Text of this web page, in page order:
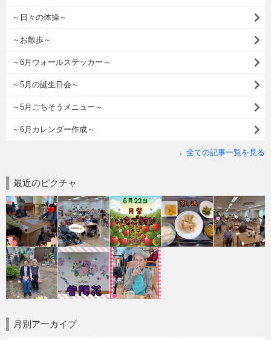
～日々の体操～
～お散歩～
～6月ウォールステッカー～
～5月の誕生日会～
～5月ごちそうメニュー～
～6月カレンダー作成～
全ての記事一覧を見る
最近のピクチャ
月別アーカイブ